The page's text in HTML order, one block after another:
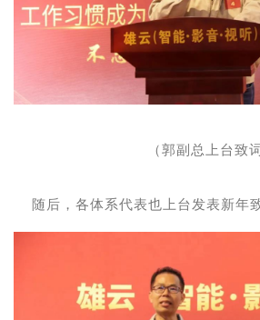
（郭副总上台致
随后，各体系代表也上台发表新年